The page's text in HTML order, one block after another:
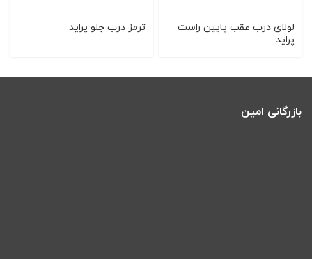
لولای درب عقب پایین راست
پراید
ترمز درب جلو پراید
بازرگانی امین